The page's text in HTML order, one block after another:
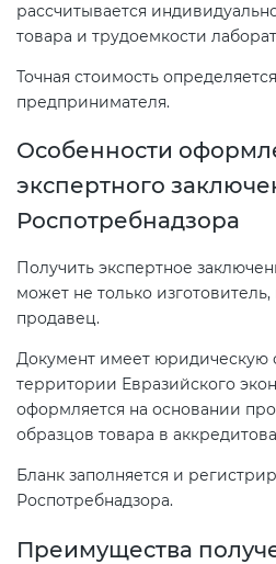
рассчитывается
товара и трудоемкости
Точная стоимость
предпринимателя.
Особенности
экспертного
Роспотребнадзора
Получить экспертное
может не только
продавец.
Документ имеет юридическую
территории Евразийского
оформляется на основании
образцов товара в
Бланк заполняется и
Роспотребнадзора.
Преимущества